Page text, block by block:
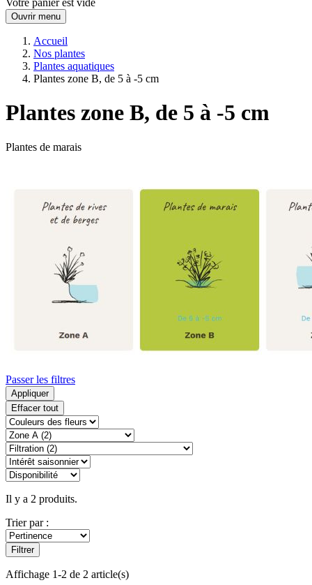
Votre panier est vide
Ouvrir menu
Accueil
Nos plantes
Plantes aquatiques
Plantes zone B, de 5 à -5 cm
Plantes zone B, de 5 à -5 cm
Plantes de marais
Passer les filtres
Appliquer
Effacer tout
Il y a 2 produits.
Trier par :
Filtrer
Affichage 1-2 de 2 article(s)